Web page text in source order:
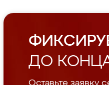
ДО
Оставьте заявку